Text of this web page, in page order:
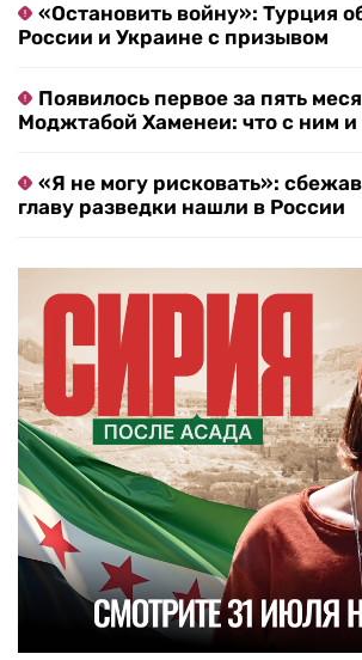
«Остановить войну»: Турция
России и Украине с призывом
Появилось первое за пять
Моджтабой Хаменеи: что с ним и
«Я не могу рисковать»:
главу разведки нашли в России